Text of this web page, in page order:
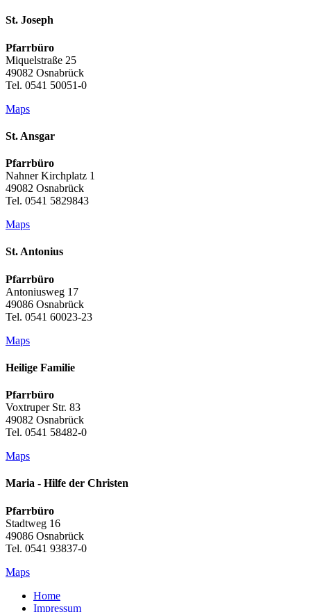
St. Joseph
Pfarrbüro
Miquelstraße 25
49082 Osnabrück
Tel. 0541 50051-0
Maps
St. Ansgar
Pfarrbüro
Nahner Kirchplatz 1
49082 Osnabrück
Tel. 0541 5829843
Maps
St. Antonius
Pfarrbüro
Antoniusweg 17
49086 Osnabrück
Tel. 0541 60023-23
Maps
Heilige Familie
Pfarrbüro
Voxtruper Str. 83
49082 Osnabrück
Tel. 0541 58482-0
Maps
Maria - Hilfe der Christen
Pfarrbüro
Stadtweg 16
49086 Osnabrück
Tel. 0541 93837-0
Maps
Home
Impressum